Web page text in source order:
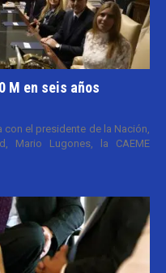
M en seis años
con el presidente de la Nación,
Mario Lugones, la CAEME